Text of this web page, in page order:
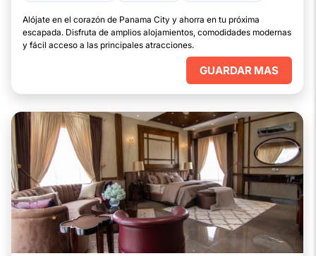
Alójate en el corazón de Panama City y ahorra en tu próxima
escapada. Disfruta de amplios alojamientos, comodidades modernas
y fácil acceso a las principales atracciones.
GUARDAR MAS